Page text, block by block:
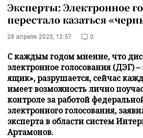
Эксперты: Электронное
перестало казаться
28 апреля 2023, 12:57 0
С каждым годом мнение, что
электронное голосования (ДЭГ)
ящик», разрушается, сейчас
имеет возможность лично
контроле за работой
электронного голосования,
эксперта в области систем
Артамонов.